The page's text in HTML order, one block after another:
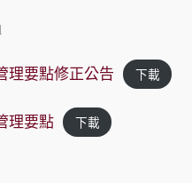
理要點修正公告 下載
理要點 下載